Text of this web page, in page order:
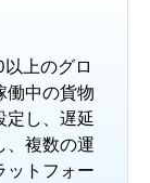
上のグロ
働中の貨物
定し、遅延
、複数の運
ットフォー